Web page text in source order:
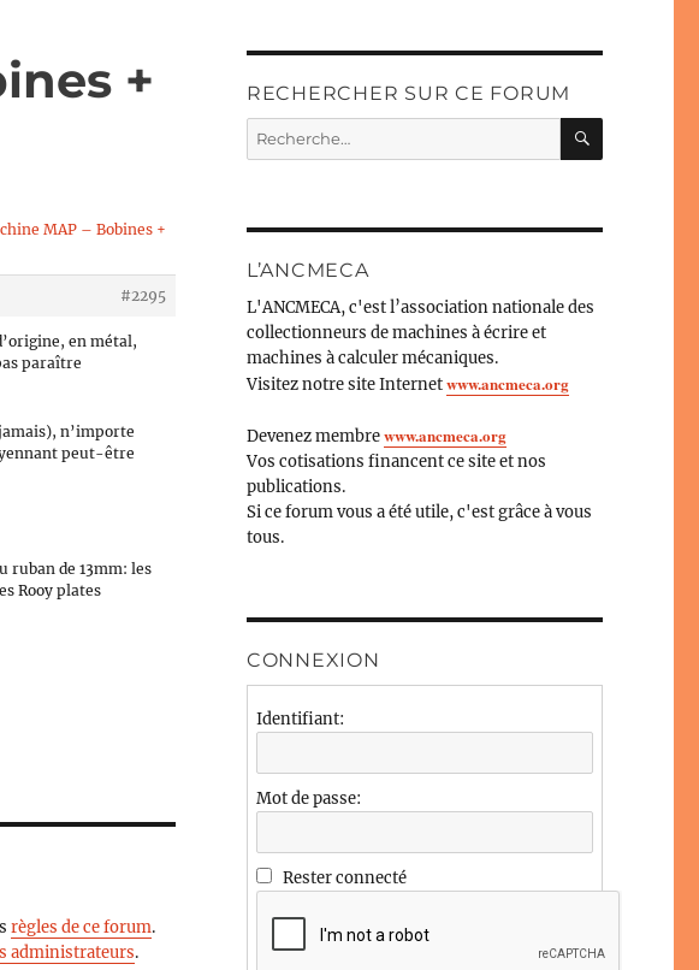
+
MAP – Bobines +
#2295
en métal,
paraître
n’importe
peut-être
ruban de 13mm: les
Rooy plates
règles de ce forum.
administrateurs.
RECHERCHER SUR CE FORUM
Recherche
pour :
L’ANCMECA
L'ANCMECA, c'est l’association nationale des
collectionneurs de machines à écrire et
machines à calculer mécaniques.
Visitez notre site Internetwww.ancmeca.org
Devenez membrewww.ancmeca.org
Vos cotisations financent ce site et nos
publications.
Si ce forum vous a été utile, c'est grâce à vous
tous.
CONNEXION
Identifiant:
Mot de passe:
Rester connecté